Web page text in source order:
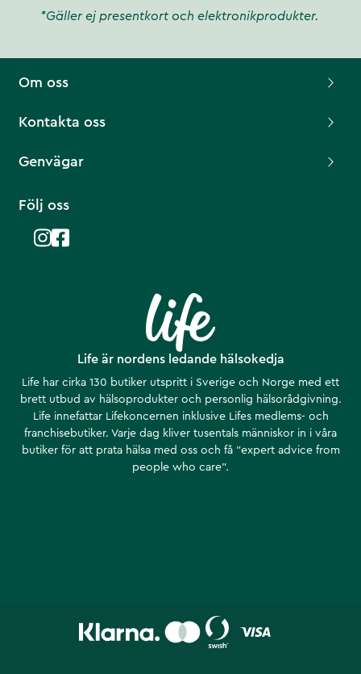
*Gäller ej presentkort och elektronikprodukter.
Life är nordens ledande hälsokedja
Life har cirka 130 butiker utspritt i Sverige och Norge med ett
brett utbud av hälsoprodukter och personlig hälsorådgivning.
Life innefattar Lifekoncernen inklusive Lifes medlems- och
franchisebutiker. Varje dag kliver tusentals människor in i våra
butiker för att prata hälsa med oss och få ”expert advice from
people who care”.
Om oss
Kontakta oss
Genvägar
Följ oss